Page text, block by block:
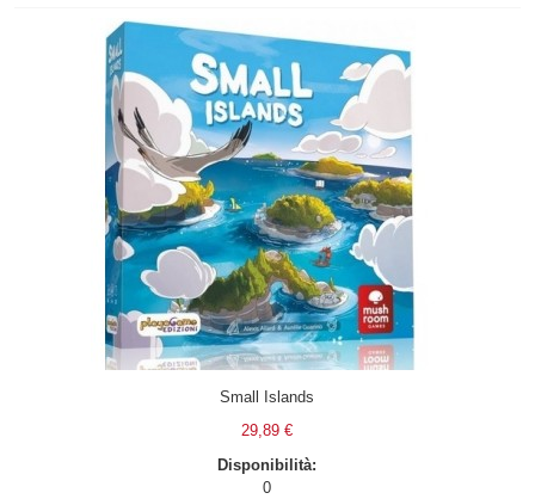
Small Islands
29,89 €
Disponibilità:
0